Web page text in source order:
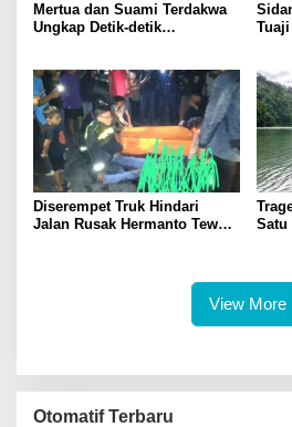
Mertua dan Suami Terdakwa
Ungkap Detik-detik
Diserempet Truk Hindari
Jalan Rusak Hermanto Tewas
Satu
View More
Otomatif Terbaru